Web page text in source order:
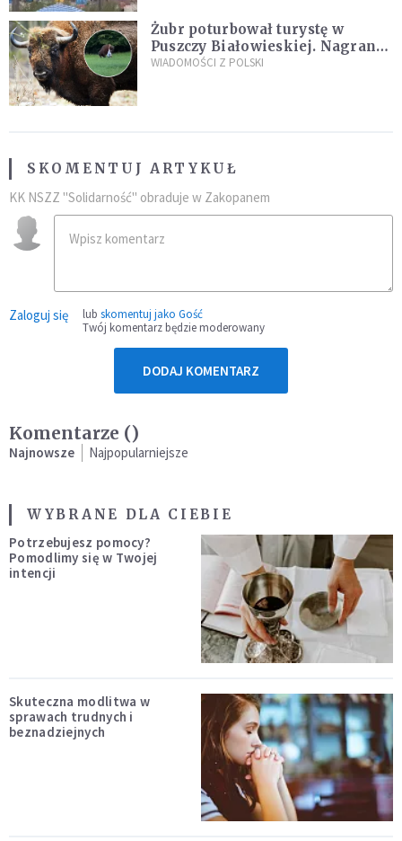
Żubr poturbował turystę w
Puszczy Białowieskiej. Nagranie
daje do myślenia
WIADOMOŚCI Z POLSKI
SKOMENTUJ ARTYKUŁ
KK NSZZ "Solidarność" obraduje w Zakopanem
Zaloguj się lub skomentuj jako Gość
Twój komentarz będzie moderowany
DODAJ KOMENTARZ
Komentarze ()
Najnowsze Najpopularniejsze
WYBRANE DLA CIEBIE
Potrzebujesz pomocy?
Pomodlimy się w Twojej
intencji
Skuteczna modlitwa w
sprawach trudnych i
beznadziejnych